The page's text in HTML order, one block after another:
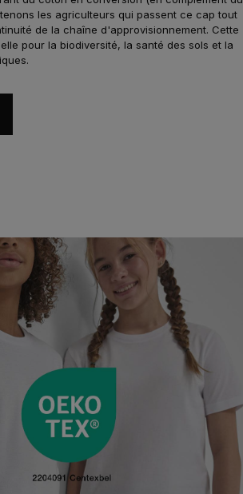
les agriculteurs qui passent ce cap tout
de la chaîne d'approvisionnement. Cette
pour la biodiversité, la santé des sols et la